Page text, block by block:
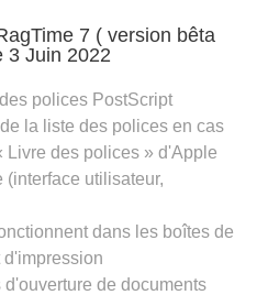
7 ( version bêta
3 Juin 2022
polices PostScript
la liste des polices en cas
Livre des polices » d'Apple
(interface utilisateur,
dans les boîtes de
de documents